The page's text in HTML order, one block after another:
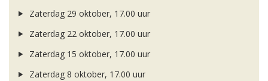
Zaterdag 29 oktober, 17.00 uur
Zaterdag 22 oktober, 17.00 uur
Zaterdag 15 oktober, 17.00 uur
Zaterdag 8 oktober, 17.00 uur